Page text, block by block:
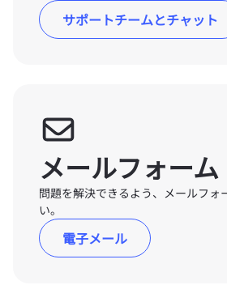
サポートチームとチャット
メールフォーム
問題を解決できるよう、メールフォ
い。
電子メール